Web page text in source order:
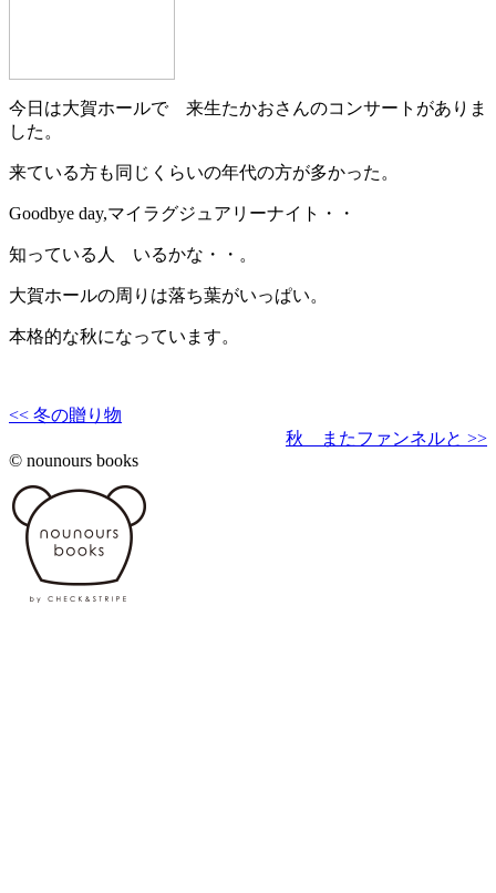
今日は大賀ホールで 来生たかおさんのコンサートがありま
した。
来ている方も同じくらいの年代の方が多かった。
Goodbye day,マイラグジュアリーナイト・・
知っている人 いるかな・・。
大賀ホールの周りは落ち葉がいっぱい。
本格的な秋になっています。
<< 冬の贈り物
秋 またファンネルと >>
© nounours books